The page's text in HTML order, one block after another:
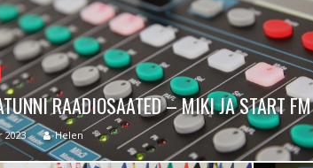
RAADIOSAATED – MIKI JA START FM
2023 Helen